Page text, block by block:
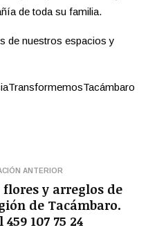
de toda su familia.
de nuestros espacios y
ANTERIOR
flores y arreglos de
de Tacámbaro.
107 75 24